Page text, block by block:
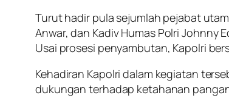
Turut hadir pula sejumlah pejabat
Anwar, dan Kadiv Humas Polri Johnny
Usai prosesi penyambutan, Kapolri
Kehadiran Kapolri dalam kegiatan
dukungan terhadap ketahanan